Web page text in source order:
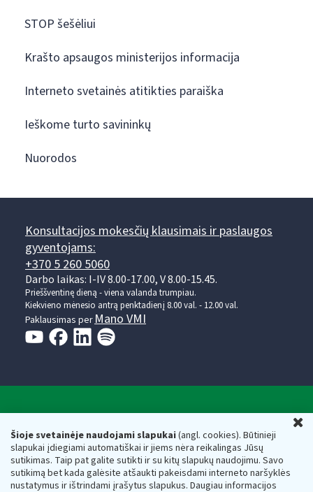
Šioje svetainėje naudojami slapukai(angl. cookies). Būtinieji
slapukai įdiegiami automatiškai ir jiems nėra reikalingas Jūsų
sutikimas. Taip pat galite sutikti ir su kitų slapukų naudojimu. Savo
sutikimą bet kada galėsite atšaukti pakeisdami interneto naršyklės
nustatymus ir ištrindami įrašytus slapukus. Daugiau informacijos
STOP šešėliui
Krašto apsaugos ministerijos informacija
Interneto svetainės atitikties paraiška
Ieškome turto savininkų
Nuorodos
Konsultacijos mokesčių klausimais ir paslaugos
gyventojams:
+370 5 260 5060
Darbo laikas: I-IV 8.00-17.00, V 8.00-15.45.
Prieššventinę dieną - viena valanda trumpiau.
Kiekvieno mėnesio antrą penktadienį 8.00 val. - 12.00 val.
Paklausimas per Mano VMI
Respublikos finansų ministerijos
Biudžetinė įstaiga. Juridinio asmens kodas — 188659752,
adresas: Vasario 16-osios g. 14, 01107 Vilnius, Lietuva, el.paštas:
vmi@vmi.lt, E. pristatymo dėžutės adresas 188659752